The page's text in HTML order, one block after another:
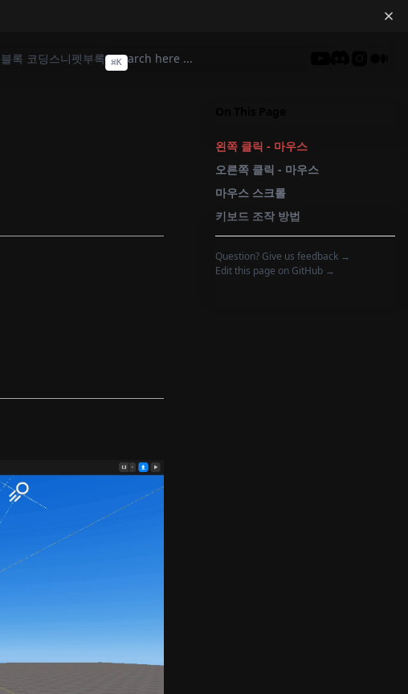
블록 코딩스니펫부록 ⌘K
왼쪽 클릭 - 마우스
오른쪽 클릭 - 마우스
마우스 스크롤
키보드 조작 방법
Question? Give us feedback →
Edit this page on GitHub →